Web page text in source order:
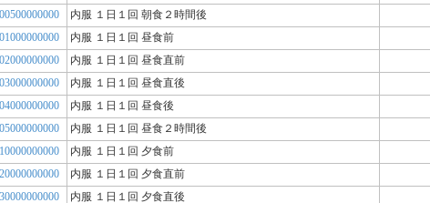
内服 １日１回 朝食２時間後
内服 １日１回 昼食前
内服 １日１回 昼食直前
内服 １日１回 昼食直後
内服 １日１回 昼食後
内服 １日１回 昼食２時間後
内服 １日１回 夕食前
内服 １日１回 夕食直前
内服 １日１回 夕食直後